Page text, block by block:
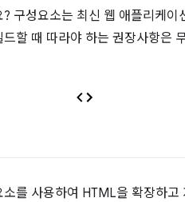
구성요소는 최신 웹 애플리케
할 때 따라야 하는 권장사항은
를 사용하여 HTML을 확장하고